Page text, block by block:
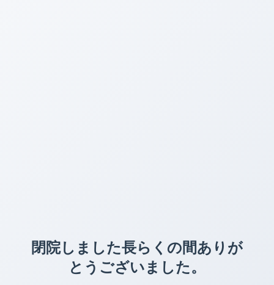
閉院しました長らくの間ありが
とうございました。